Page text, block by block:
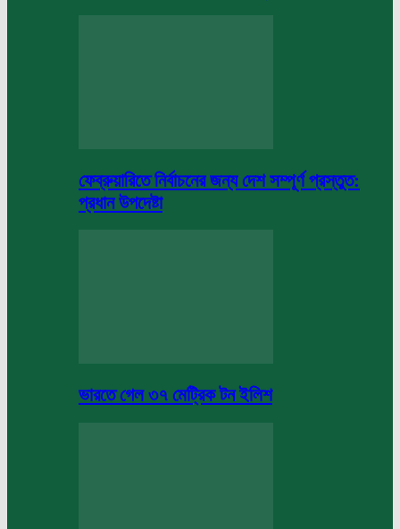
ফেব্রুয়ারিতে নির্বাচনের জন্য দেশ সম্পূর্ণ প্রস্তুত:
প্রধান উপদেষ্টা
ভারতে গেল ৩৭ মেট্রিক টন ইলিশ